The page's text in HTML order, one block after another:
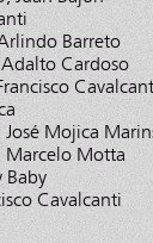
Barreto
Adalto Cardoso
Mojica
Marcelo Motta
Baby
Cavalcanti